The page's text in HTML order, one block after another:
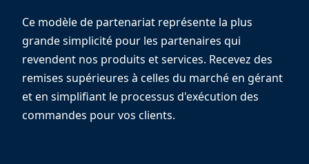
Ce modèle de partenariat représente la plus
grande simplicité pour les partenaires qui
revendent nos produits et services. Recevez des
remises supérieures à celles du marché en gérant
et en simplifiant le processus d'exécution des
commandes pour vos clients.